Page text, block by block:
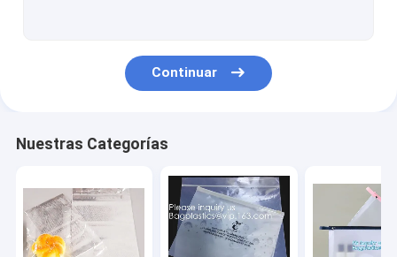
Continuar
Nuestras Categorías